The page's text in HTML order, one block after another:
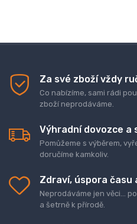
Za své zboží vždy
Co nabízíme, sami rádi
zboží neprodáváme.
Výhradní dovozce a
Pomůžeme s výběrem,
doručíme kamkoliv.
Zdraví, úspora času
Neprodáváme jen věci...
a šetrně k přírodě.